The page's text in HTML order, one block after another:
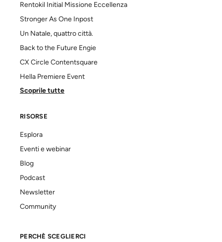
Rentokil Initial Missione Eccellenza
Stronger As One Inpost
Un Natale, quattro città.
Back to the Future Engie
CX Circle Contentsquare
Hella Premiere Event
Scoprile tutte
RISORSE
Esplora
Eventi e webinar
Blog
Podcast
Newsletter
Community
PERCHÈ SCEGLIERCI